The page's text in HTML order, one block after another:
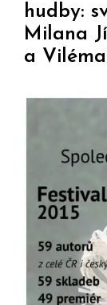
hudby:
Milana
a